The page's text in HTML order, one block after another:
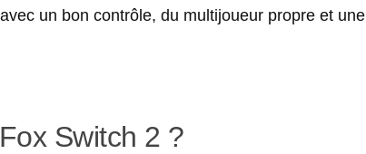
un bon contrôle, du multijoueur propre et une
Switch 2 ?